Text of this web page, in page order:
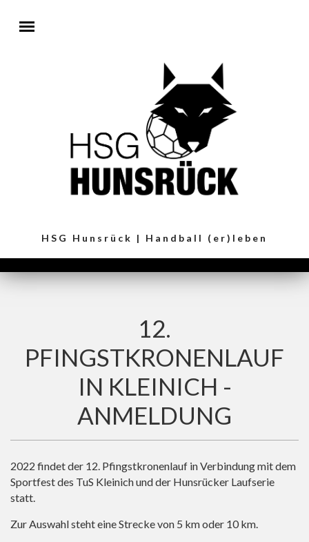
HSG Hunsrück | Handball (er)leben
12.
PFINGSTKRONENLAUF
IN KLEINICH -
ANMELDUNG
2022 findet der 12. Pfingstkronenlauf in Verbindung mit dem
Sportfest des TuS Kleinich und der Hunsrücker Laufserie
statt.
Zur Auswahl steht eine Strecke von 5 km oder 10 km.